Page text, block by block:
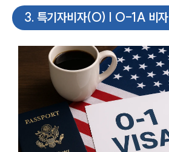
3. 특기자비자(O) | O-1A 비자